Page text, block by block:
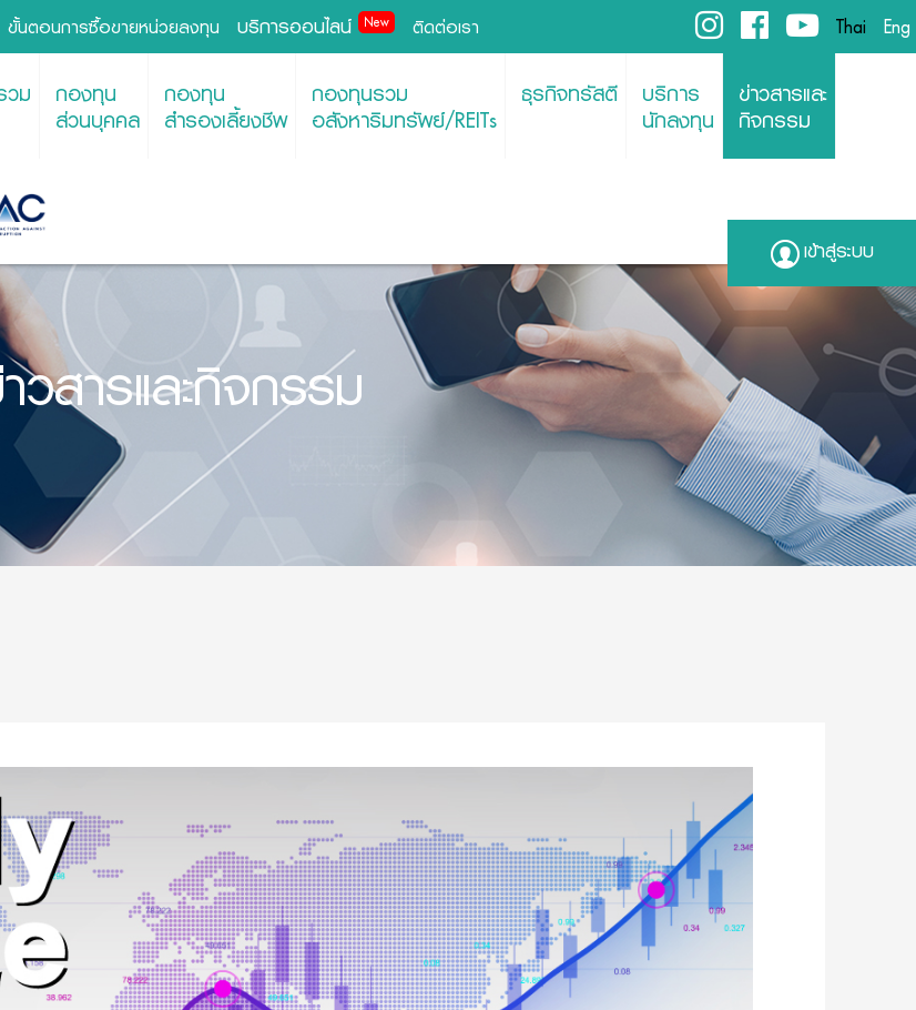
ขั้นตอนการซื้อขายหน่วยลงทุน บริการออนไลน์ New ติดต่อเรา Thai Eng
วม กองทุน
ส่วนบุคคล
กองทุน
สำรองเลี้ยงชีพ
กองทุนรวม
อสังหาริมทรัพย์/REITs
ธุรกิจทรัสตี บริการ
นักลงทุน
ข่าวสารและ
กิจกรรม
เข้าสู่ระบบ
วสารและกิจกรรม